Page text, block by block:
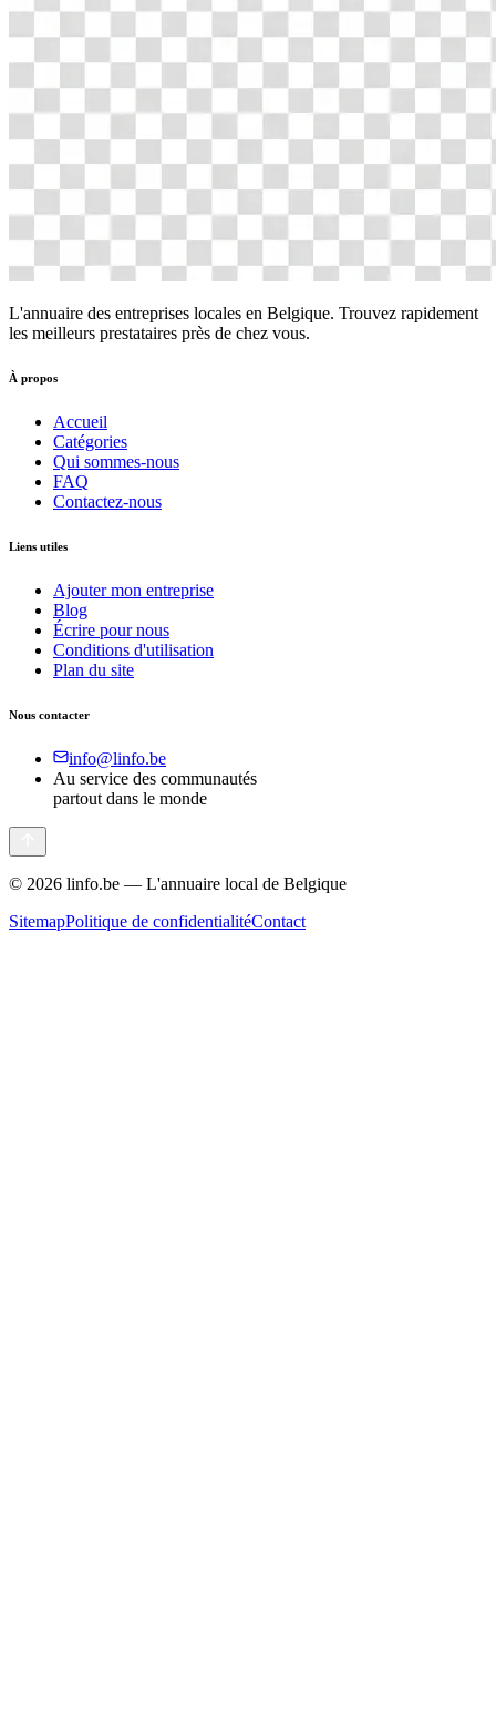
L'annuaire des entreprises locales en Belgique. Trouvez rapidement
les meilleurs prestataires près de chez vous.
À propos
Accueil
Catégories
Qui sommes-nous
FAQ
Contactez-nous
Liens utiles
Ajouter mon entreprise
Blog
Écrire pour nous
Conditions d'utilisation
Plan du site
Nous contacter
info@linfo.be
Au service des communautés
partout dans le monde
© 2026 linfo.be — L'annuaire local de Belgique
SitemapPolitique de confidentialitéContact